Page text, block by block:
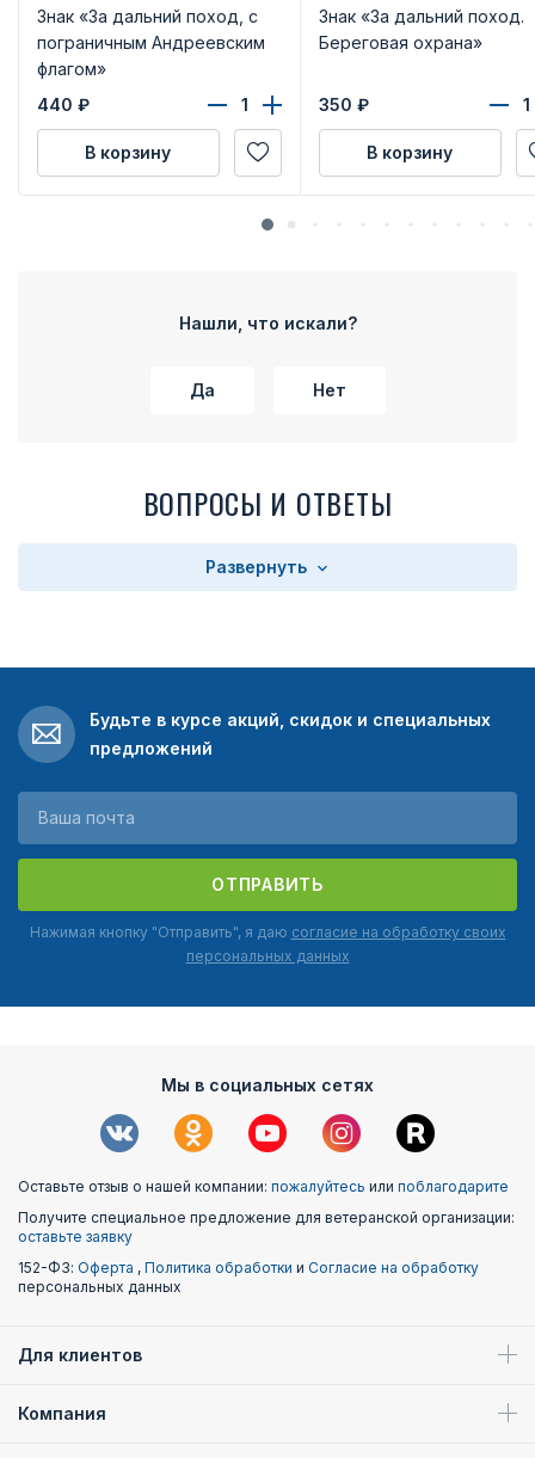
Знак «За дальний поход, с
пограничным Андреевским
флагом»
440 ₽
В корзину
Знак «За дальний поход.
Береговая охрана»
350 ₽
В корзину
Нашли, что искали?
Да Нет
ВОПРОСЫ И ОТВЕТЫ
Развернуть
Будьте в курсе акций, скидок и специальных
предложений
ОТПРАВИТЬ
Нажимая кнопку "Отправить", я даю согласие на обработку своих
персональных данных
Мы в социальных сетях
Оставьте отзыв о нашей компании: пожалуйтесь или поблагодарите
Получите специальное предложение для ветеранской организации:
оставьте заявку
152-ФЗ: Оферта , Политика обработки и Согласие на обработку
персональных данных
Для клиентов
Компания